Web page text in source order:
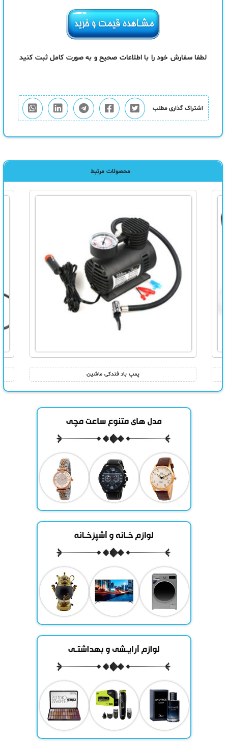
لطفا سفارش خود را با اطلاعات صحیح و به صورت کامل ثبت کنید
اشتراک گذاری مطلب
محصولات مرتبط
پمپ باد فندکی ماشین